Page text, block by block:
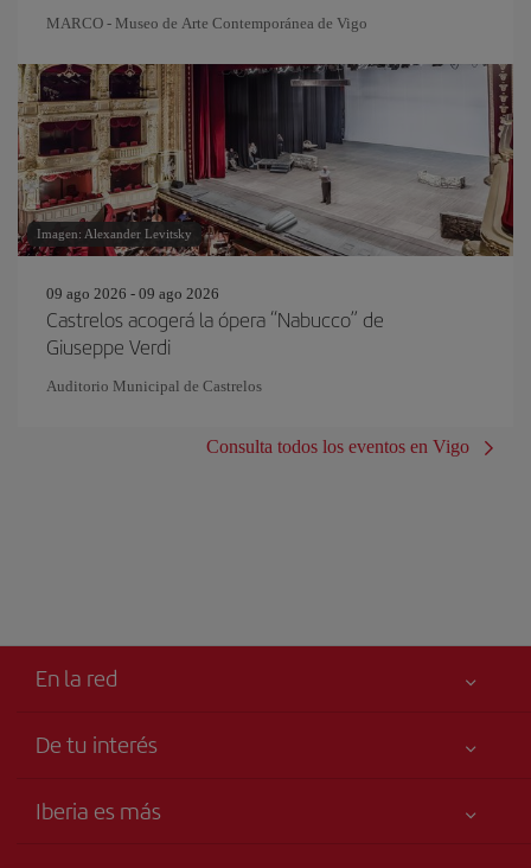
MARCO - Museo de Arte Contemporánea de Vigo
Imagen: Alexander Levitsky
09 ago 2026 - 09 ago 2026
Castrelos acogerá la ópera “Nabucco” de
Giuseppe Verdi
Auditorio Municipal de Castrelos
Consulta todos los eventos en Vigo
En la red
De tu interés
Accesibilidad
Iberia es más